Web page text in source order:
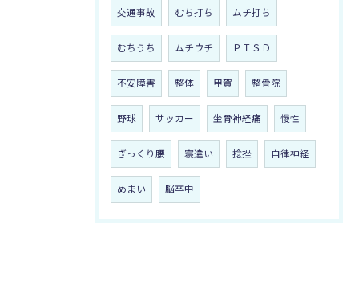
交通事故 むち打ち ムチ打ち
むちうち ムチウチ ＰＴＳＤ
不安障害 整体 甲賀 整骨院
野球 サッカー 坐骨神経痛 慢性
ぎっくり腰 寝違い 捻挫 自律神経
めまい 脳卒中